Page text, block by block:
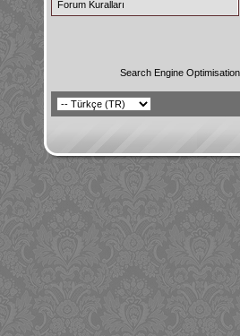
Forum Kuralları
Search Engine